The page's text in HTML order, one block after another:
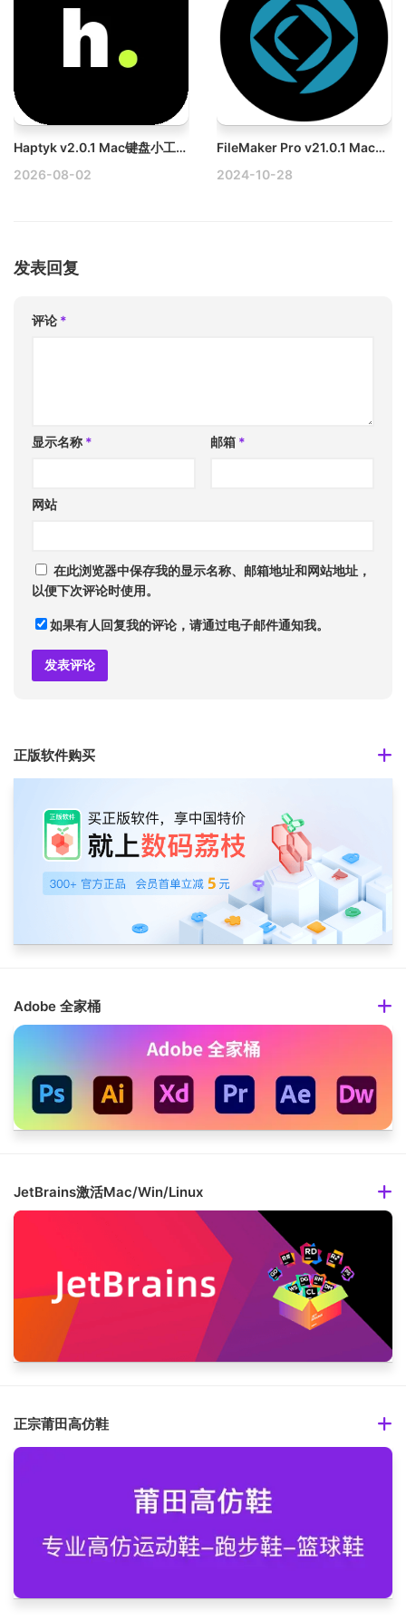
Haptyk v2.0.1 Mac键盘小工具破解版
2026-08-02
FileMaker Pro v21.0.1 Mac跨平台数据库管理软件破解版
2024-10-28
发表回复
评论 *
显示名称 * 邮箱 *
网站
在此浏览器中保存我的显示名称、邮箱地址和网站地址，
以便下次评论时使用。
如果有人回复我的评论，请通过电子邮件通知我。
正版软件购买
Adobe 全家桶
JetBrains激活Mac/Win/Linux
正宗莆田高仿鞋